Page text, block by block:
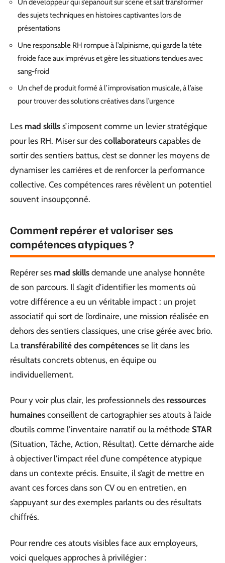
Un développeur qui s’épanouit sur scène et sait transformer
des sujets techniques en histoires captivantes lors de
présentations
Une responsable RH rompue à l’alpinisme, qui garde la tête
froide face aux imprévus et gère les situations tendues avec
sang-froid
Un chef de produit formé à l’improvisation musicale, à l’aise
pour trouver des solutions créatives dans l’urgence
Les mad skills s’imposent comme un levier stratégique
pour les RH. Miser sur des collaborateurs capables de
sortir des sentiers battus, c’est se donner les moyens de
dynamiser les carrières et de renforcer la performance
collective. Ces compétences rares révèlent un potentiel
souvent insoupçonné.
Comment repérer et valoriser ses
compétences atypiques ?
Repérer ses mad skills demande une analyse honnête
de son parcours. Il s’agit d’identifier les moments où
votre différence a eu un véritable impact : un projet
associatif qui sort de l’ordinaire, une mission réalisée en
dehors des sentiers classiques, une crise gérée avec brio.
La transférabilité des compétences se lit dans les
résultats concrets obtenus, en équipe ou
individuellement.
Pour y voir plus clair, les professionnels des ressources
humaines conseillent de cartographier ses atouts à l’aide
d’outils comme l’inventaire narratif ou la méthode STAR
(Situation, Tâche, Action, Résultat). Cette démarche aide
à objectiver l’impact réel d’une compétence atypique
dans un contexte précis. Ensuite, il s’agit de mettre en
avant ces forces dans son CV ou en entretien, en
s’appuyant sur des exemples parlants ou des résultats
chiffrés.
Pour rendre ces atouts visibles face aux employeurs,
voici quelques approches à privilégier :